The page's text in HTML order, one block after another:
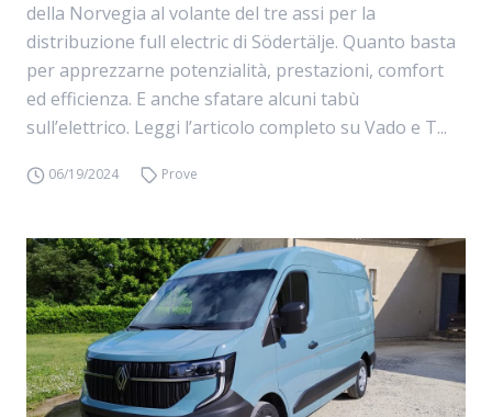
della Norvegia al volante del tre assi per la
distribuzione full electric di Södertälje. Quanto basta
per apprezzarne potenzialità, prestazioni, comfort
ed efficienza. E anche sfatare alcuni tabù
sull’elettrico. Leggi l’articolo completo su Vado e T...
06/19/2024 Prove